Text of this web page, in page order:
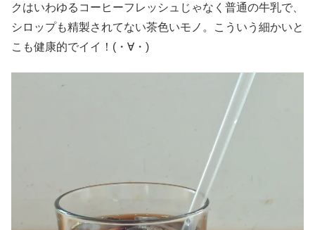
クはいわゆるコーヒーフレッシュじゃなく普通の牛乳で、
シロップも精製されてない茶色いモノ。こういう細かいと
こも健康的でイイ！(・∀・)